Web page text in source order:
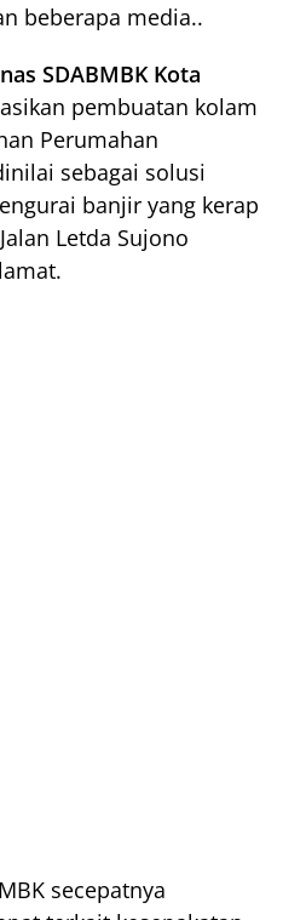
beberapa media..
SDABMBK Kota
pembuatan kolam
Perumahan
sebagai solusi
banjir yang kerap
Letda Sujono
secepatnya